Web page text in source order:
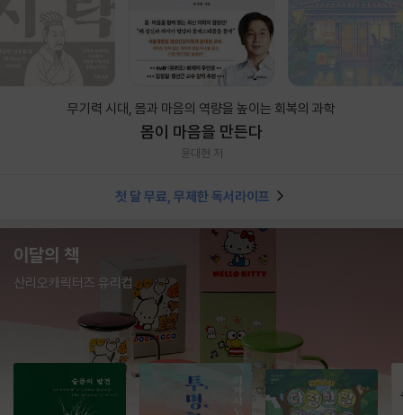
무기력 시대, 몸과 마음의 역량을 높이는 회복의 과학
몸이 마음을 만든다
윤대현 저
첫 달 무료, 무제한 독서라이프
이달의 책
산리오캐릭터즈 유리컵